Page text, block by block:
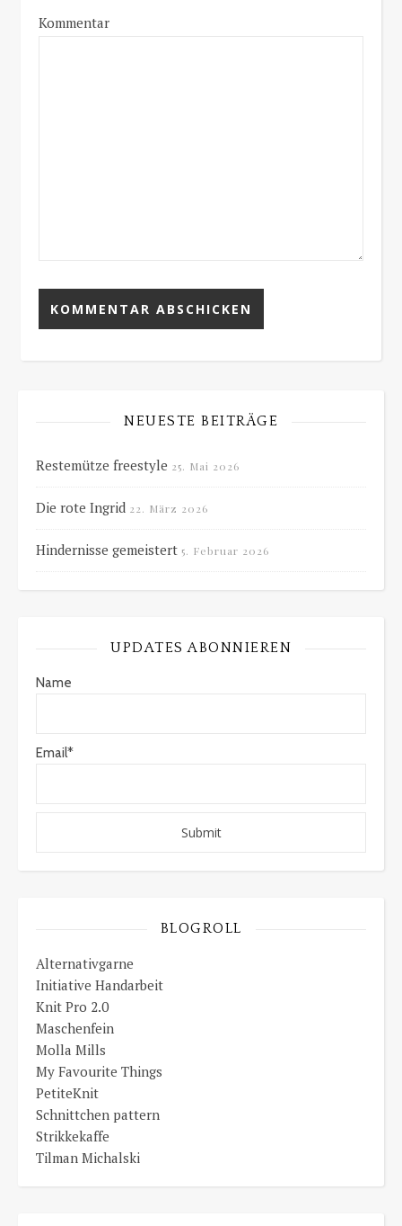
Kommentar
NEUESTE BEITRÄGE
Restemütze freestyle 25. Mai 2026
Die rote Ingrid 22. März 2026
Hindernisse gemeistert 5. Februar 2026
UPDATES ABONNIEREN
Name
Email*
BLOGROLL
Alternativgarne
Initiative Handarbeit
Knit Pro 2.0
Maschenfein
Molla Mills
My Favourite Things
PetiteKnit
Schnittchen pattern
Strikkekaffe
Tilman Michalski